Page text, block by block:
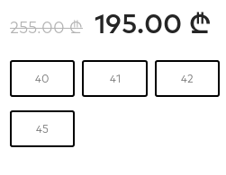
255.00₾ 195.00 ₾
40 41 42
45